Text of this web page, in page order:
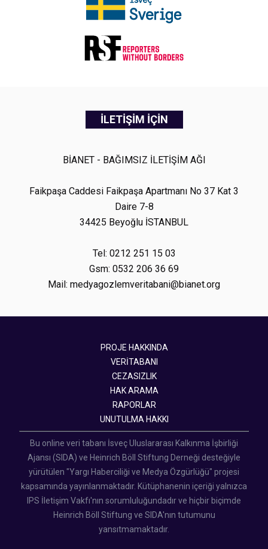
İLETİŞİM İÇİN
BİANET - BAĞIMSIZ İLETİŞİM AĞI
Faikpaşa Caddesi Faikpaşa Apartmanı No 37 Kat 3
Daire 7-8
34425 Beyoğlu İSTANBUL
Tel: 0212 251 15 03
Gsm: 0532 206 36 69
Mail: medyagozlemveritabani@bianet.org
PROJE HAKKINDA
VERİTABANI
CEZASIZLIK
HAK ARAMA
RAPORLAR
UNUTULMA HAKKI
Bu online veri tabanı İsveç Uluslararası Kalkınma İşbirliği
Ajansı (SIDA) ve Heinrich Böll Stiftung Derneği desteğiyle
yürütülen "Yargı Haberciliği ve Medya Özgürlüğü" projesi
kapsamında yayınlanmaktadır. Kütüphanenin içeriği yalnızca
IPS İletişim Vakfı'nın sorumluluğundadır ve hiçbir biçimde
Heinrich Böll Stiftung ve SIDA'nın tutumunu
yansıtmamaktadır.